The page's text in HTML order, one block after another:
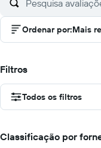
Ordenar por:Mais
Filtros
Todos os filtros
Classificação por